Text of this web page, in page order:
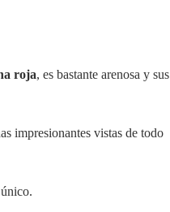
roja, es bastante arenosa y sus
impresionantes vistas de todo